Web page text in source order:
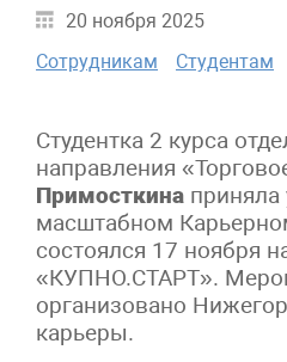
20 ноября 2025
Сотрудникам
Студентам
Студентка 2 курса
направления
Примосткина приняла
масштабном
состоялся 17 ноября
«КУПНО.СТАРТ».
организовано
карьеры.